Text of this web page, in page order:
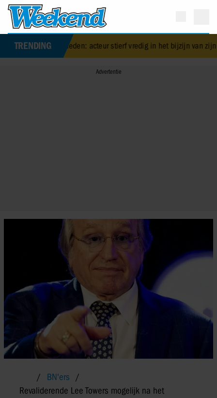
TRENDING
overleden: acteur stierf vredig in het bijzijn van zijn meest
BN'ers
Revaliderende Lee Towers mogelijk na het